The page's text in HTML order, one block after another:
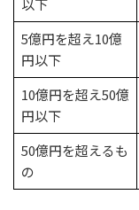
以下
5億円を超え10億
円以下
10億円を超え50億
円以下
50億円を超えるも
の